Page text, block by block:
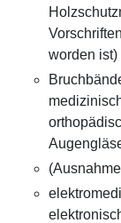
worden ist)